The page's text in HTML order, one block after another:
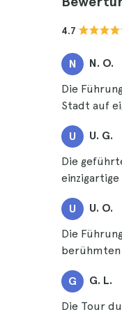
4.7
N N. O.
Die
Stadt auf
U U. G.
Die
U U. O.
Die
berühmten
G G. L.
Die Tour